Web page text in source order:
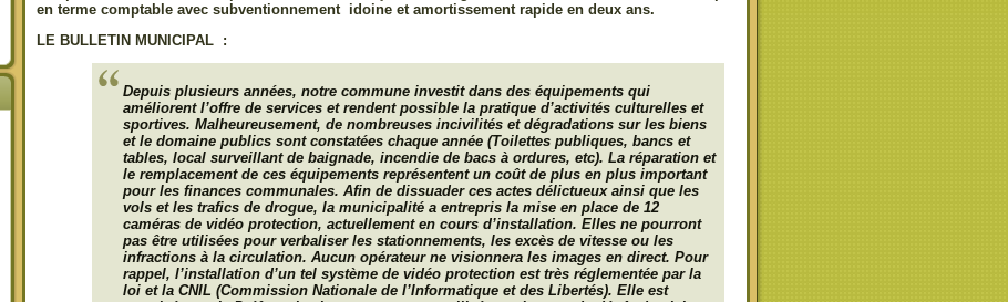
en terme comptable avec subventionnement idoine et amortissement rapide en deux ans.
LE BULLETIN MUNICIPAL :
Depuis plusieurs années, notre commune investit dans des équipements qui
améliorent l’offre de services et rendent possible la pratique d’activités culturelles et
sportives. Malheureusement, de nombreuses incivilités et dégradations sur les biens
et le domaine publics sont constatées chaque année (Toilettes publiques, bancs et
tables, local surveillant de baignade, incendie de bacs à ordures, etc). La réparation et
le remplacement de ces équipements représentent un coût de plus en plus important
pour les finances communales. Afin de dissuader ces actes délictueux ainsi que les
vols et les trafics de drogue, la municipalité a entrepris la mise en place de 12
caméras de vidéo protection, actuellement en cours d’installation. Elles ne pourront
pas être utilisées pour verbaliser les stationnements, les excès de vitesse ou les
infractions à la circulation. Aucun opérateur ne visionnera les images en direct. Pour
rappel, l’installation d’un tel système de vidéo protection est très réglementée par la
loi et la CNIL (Commission Nationale de l’Informatique et des Libertés). Elle est